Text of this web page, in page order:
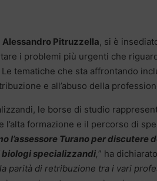
Alessandro Pitruzzella, si è
i problemi più urgenti che
tematiche che sta affrontando
e all’abuso della
le borse di studio
formazione e il percorso di
l’assessore Turano per discutere
biologi specializzandi,” ha
parità di retribuzione tra i vari